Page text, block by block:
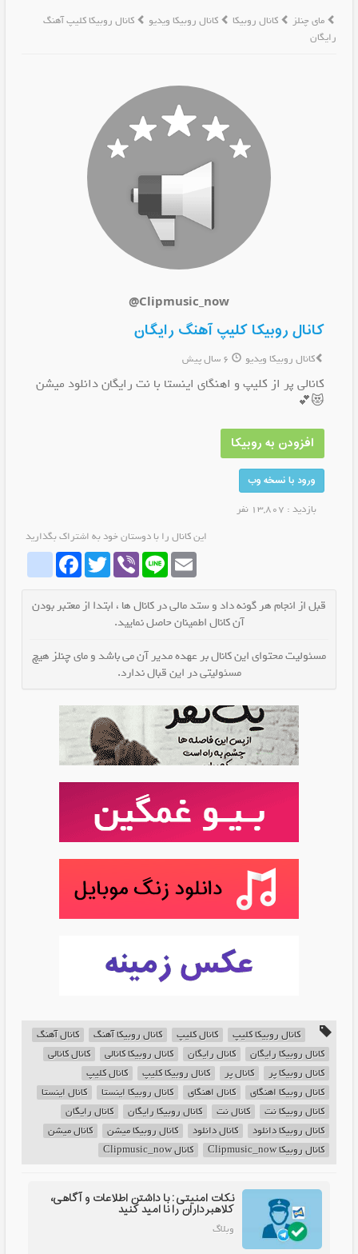
مای چنلز کانال روبیکا کانال روبیکا ویدیو
کانال روبیکا کلیپ آهنگ
رایگان
@Clipmusic_now
کانال روبیکا کلیپ آهنگ رایگان
کانال روبیکا ویدیو
کانالی پر از کلیپ و اهنگای اینستا با نت رایگان دانلود میشن
😻💕
افزودن به روبیکا
ورود با نسخه وب
بازدید : 13,807 نفر
این کانال را با دوستان خود به اشتراک بگذارید
whatrubikaFacebookTwitter Viber Line Email
قبل از انجام هر گونه داد و ستد مالی در کانال ها ، ابتدا از معتبر بودن
آن کانال اطمینان حاصل نمایید.
مسئولیت محتوای این کانال بر عهده مدیر آن می باشد و مای چنلز هیچ
مسئولیتی در این قبال ندارد.
کانال روبیکا کلیپ کانال کلیپ کانال روبیکا آهنگ
کانال آهنگ
کانال روبیکا رایگان
کانال رایگان کانال روبیکا کانالی
کانال کانالی
کانال روبیکا پر
کانال پر کانال روبیکا کلیپ
کانال کلیپ
کانال روبیکا اهنگای
کانال اهنگای کانال روبیکا اینستا
کانال اینستا
کانال روبیکا نت
کانال نت کانال روبیکا رایگان
کانال رایگان
کانال روبیکا دانلود
کانال دانلود کانال روبیکا میشن
کانال میشن
کانال روبیکا Clipmusic_now
کانال Clipmusic_now
نکات امنیتی: با داشتن اطلاعات و آگاهی،
کلاهبرداران را نا امید کنید
وبلاگ